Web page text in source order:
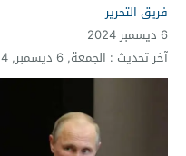
فريق التحرير
6 ديسمبر 2024
آخر تحديث : الجمعة, 6 ديسمبر, 2024 - 9:57 مساءً